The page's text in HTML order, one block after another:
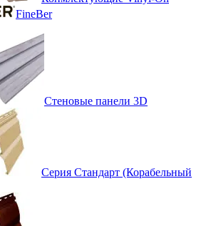
FineBer
Стеновые панели 3D
Серия Стандарт (Корабельный